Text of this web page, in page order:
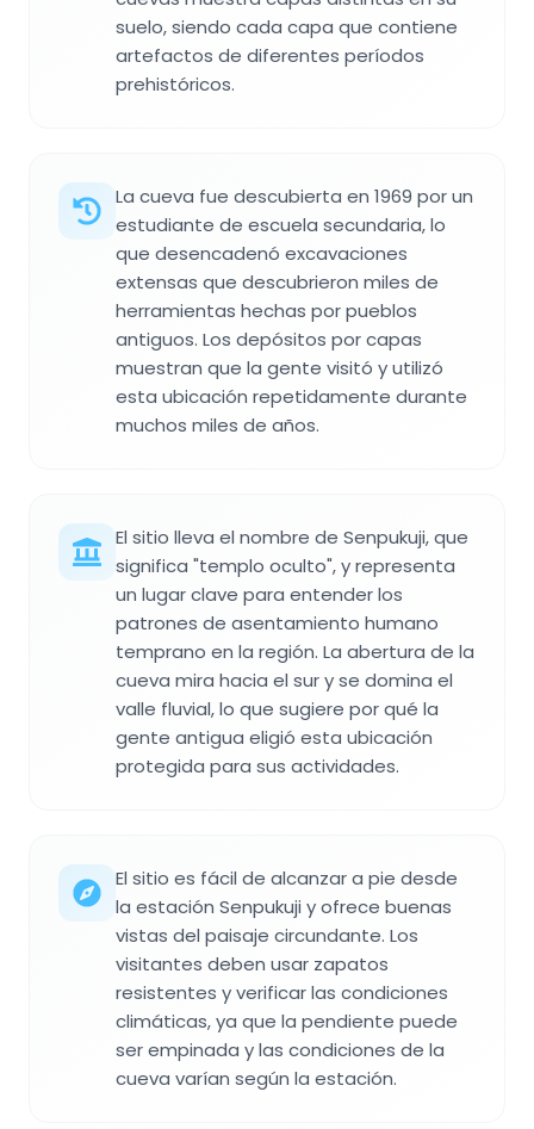
suelo, siendo cada capa que contiene
artefactos de diferentes períodos
prehistóricos.
La cueva fue descubierta en 1969 por un
estudiante de escuela secundaria, lo
que desencadenó excavaciones
extensas que descubrieron miles de
herramientas hechas por pueblos
antiguos. Los depósitos por capas
muestran que la gente visitó y utilizó
esta ubicación repetidamente durante
muchos miles de años.
El sitio lleva el nombre de Senpukuji, que
significa "templo oculto", y representa
un lugar clave para entender los
patrones de asentamiento humano
temprano en la región. La abertura de la
cueva mira hacia el sur y se domina el
valle fluvial, lo que sugiere por qué la
gente antigua eligió esta ubicación
protegida para sus actividades.
El sitio es fácil de alcanzar a pie desde
la estación Senpukuji y ofrece buenas
vistas del paisaje circundante. Los
visitantes deben usar zapatos
resistentes y verificar las condiciones
climáticas, ya que la pendiente puede
ser empinada y las condiciones de la
cueva varían según la estación.